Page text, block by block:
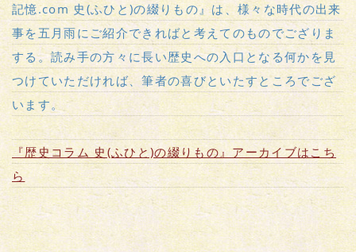
記憶.com 史(ふひと)の綴りもの』は、様々な時代の出来
事を五月雨にご紹介できればと考えてのものでござりま
する。読み手の方々に長い歴史への入口となる何かを見
つけていただければ、筆者の喜びといたすところでござ
います。
『歴史コラム 史(ふひと)の綴りもの』アーカイブはこち
ら